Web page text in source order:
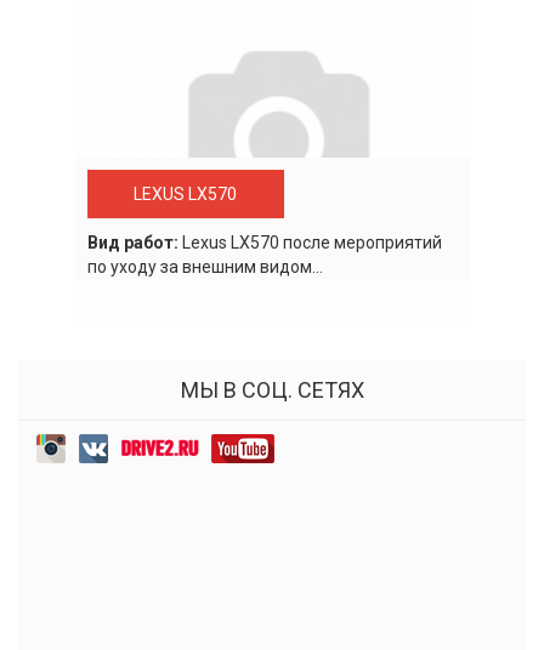
LEXUS LX570
Вид работ: Lexus LХ570 после мероприятий
по уходу за внешним видом...
МЫ В СОЦ. СЕТЯХ